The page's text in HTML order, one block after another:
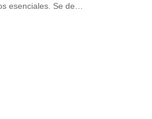
esenciales. Se de…